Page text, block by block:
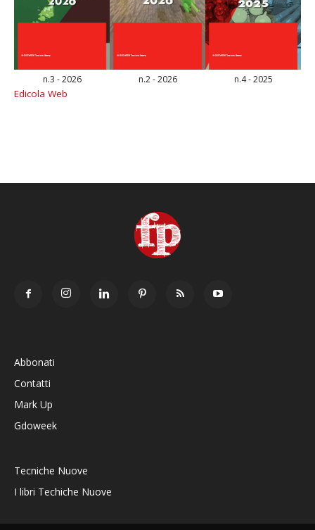
n.3 - 2026 n.2 - 2026 n.4 - 2025
Edicola Web
Abbonati
Contatti
Mark Up
Gdoweek
Tecniche Nuove
I libri Techiche Nuove